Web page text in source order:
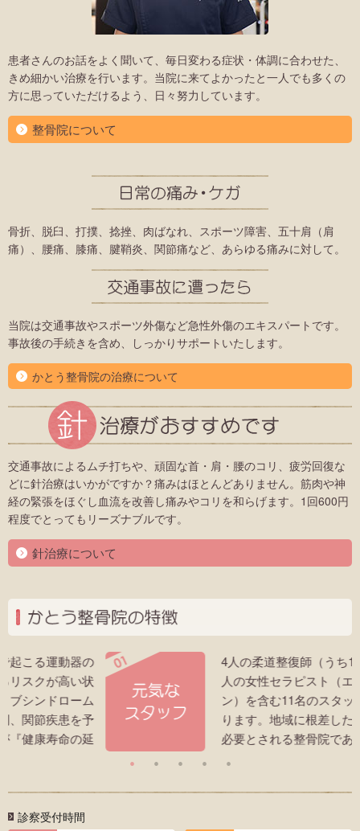
患者さんのお話をよく聞いて、毎日変わる症状・体調に合わせた、
きめ細かい治療を行います。当院に来てよかったと一人でも多くの
方に思っていただけるよう、日々努力しています。
整骨院について
骨折、脱臼、打撲、捻挫、肉ばなれ、スポーツ障害、五十肩（肩
痛）、腰痛、膝痛、腱鞘炎、関節痛など、あらゆる痛みに対して。
当院は交通事故やスポーツ外傷など急性外傷のエキスパートです。
事故後の手続きを含め、しっかりサポートいたします。
かとう整骨院の治療について
交通事故によるムチ打ちや、頑固な首・肩・腰のコリ、疲労回復な
どに針治療はいかがですか？痛みはほとんどありません。筋肉や神
経の緊張をほぐし血流を改善し痛みやコリを和らげます。1回600円
程度でとってもリーズナブルです。
針治療について
ム） 明るく元気で経験豊富なスタッフ
4人の柔道整復師（うち1人は鍼灸師）と2
人の女性セラピスト（エステティシャ
ン）を含む11名のスタッフで対応してお
ります。地域に根差した、皆様に喜ばれ
必要とされる整骨院であるように、誠心
誠意頑張ります。
診察受付時間